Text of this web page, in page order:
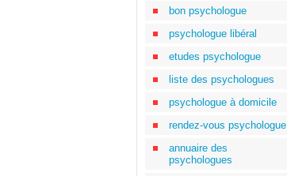
bon psychologue
psychologue libéral
etudes psychologue
liste des psychologues
psychologue à domicile
rendez-vous psychologue
annuaire des
psychologues